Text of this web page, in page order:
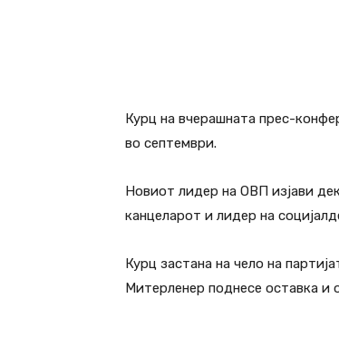
Курц на вчерашната прес-
во септември.
Новиот лидер на ОВП изјави
канцеларот и лидер на
Курц застана на чело на
Митерленер поднесе оставка и